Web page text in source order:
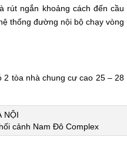
rút ngắn khoảng cách đến cầu
thống đường nội bộ chạy vòng
2 tòa nhà chung cư cao 25 – 28
cảnh Nam Đô Complex